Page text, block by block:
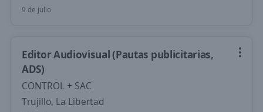
9 de julio
Editor Audiovisual (Pautas publicitarias,
ADS)
CONTROL + SAC
Trujillo, La Libertad